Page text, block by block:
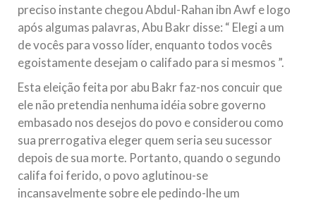
preciso instante chegou Abdul-Rahan ibn Awf e logo
após algumas palavras, Abu Bakr disse: “ Elegi a um
de vocês para vosso líder, enquanto todos vocês
egoistamente desejam o califado para si mesmos ”.
Esta eleição feita por abu Bakr faz-nos concuir que
ele não pretendia nenhuma idéia sobre governo
embasado nos desejos do povo e considerou como
sua prerrogativa eleger quem seria seu sucessor
depois de sua morte. Portanto, quando o segundo
califa foi ferido, o povo aglutinou-se
incansavelmente sobre ele pedindo-lhe um